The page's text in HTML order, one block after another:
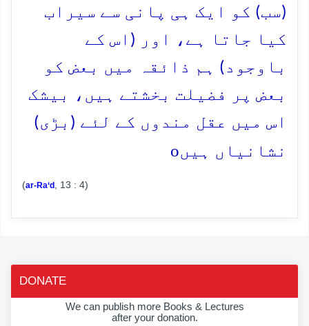
(سب) کو ایک ہی پانی سے سیراب
کیا جاتا ہے، اور (اس کے
باوجود) ہم ذائقہ میں بعض کو
بعض پر فضیلت بخشتے ہیں، بیشک
اس میں عقل مندوں کے لئے (بڑی)
نشانیاں ہیںo
(ar-Ra‘d , 13 : 4)
DONATE
We can publish more Books & Lectures
after your donation.